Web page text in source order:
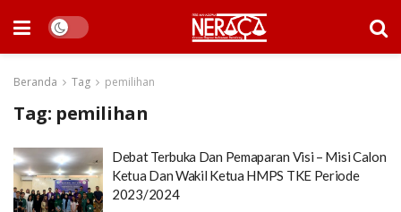
Beranda Tag pemilihan
Tag: pemilihan
Debat Terbuka Dan Pemaparan Visi – Misi Calon
Ketua Dan Wakil Ketua HMPS TKE Periode
2023/2024